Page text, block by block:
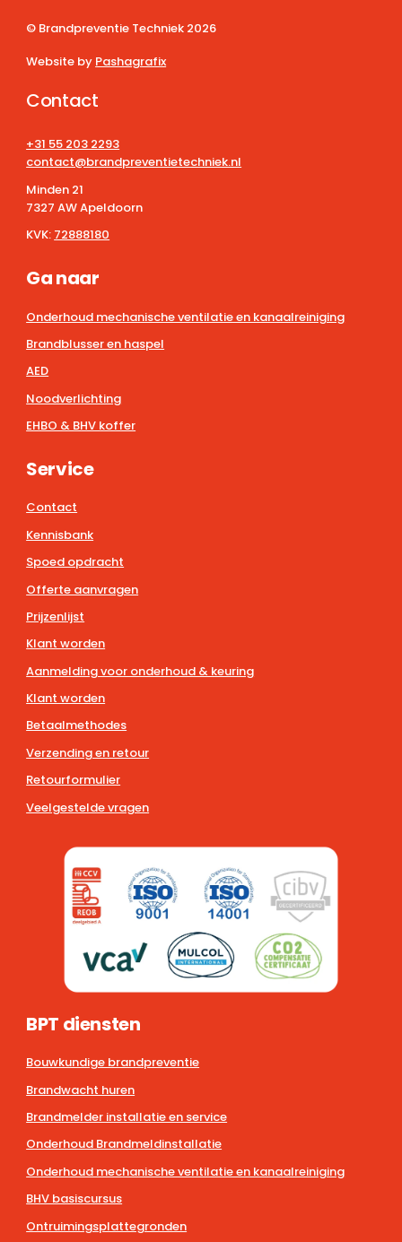
© Brandpreventie Techniek 2026
Website by Pashagrafix
Contact
+31 55 203 2293
contact@brandpreventietechniek.nl
Minden 21
7327 AW Apeldoorn
KVK: 72888180
Ga naar
Onderhoud mechanische ventilatie en kanaalreiniging
Brandblusser en haspel
AED
Noodverlichting
EHBO & BHV koffer
Service
Contact
Kennisbank
Spoed opdracht
Offerte aanvragen
Prijzenlijst
Klant worden
Aanmelding voor onderhoud & keuring
Klant worden
Betaalmethodes
Verzending en retour
Retourformulier
Veelgestelde vragen
BPT diensten
Bouwkundige brandpreventie
Brandwacht huren
Brandmelder installatie en service
Onderhoud Brandmeldinstallatie
Onderhoud mechanische ventilatie en kanaalreiniging
BHV basiscursus
Ontruimingsplattegronden